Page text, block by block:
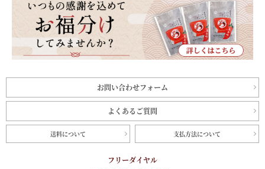
お問い合わせフォーム
よくあるご質問
送料について 支払方法について
フリーダイヤル